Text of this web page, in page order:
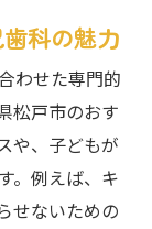
科の魅力
わせた専門的
松戸市のおす
や、子どもが
。例えば、キ
せないための